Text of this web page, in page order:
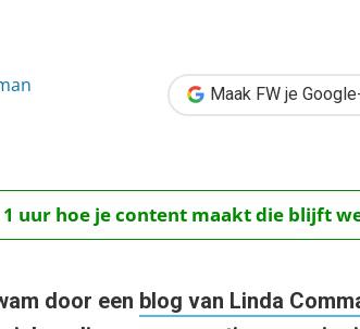
Maak FW je
1 uur hoe je content maakt die blijft
door een blog van Linda